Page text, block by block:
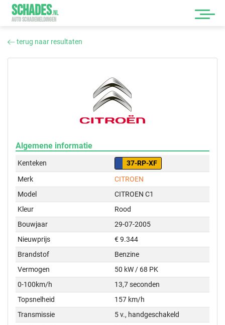
SCHADES.NL
AUTO SCHADEMELDINGEN
terug naar resultaten
Algemene informatie
Kenteken
37-RP-XF
Merk
CITROEN
Model
CITROEN C1
Kleur
Rood
Bouwjaar
29-07-2005
Nieuwprijs
€ 9.344
Brandstof
Benzine
Vermogen
50 kW / 68 PK
0-100km/h
13,7 seconden
Topsnelheid
157 km/h
Transmissie
5 v., handgeschakeld